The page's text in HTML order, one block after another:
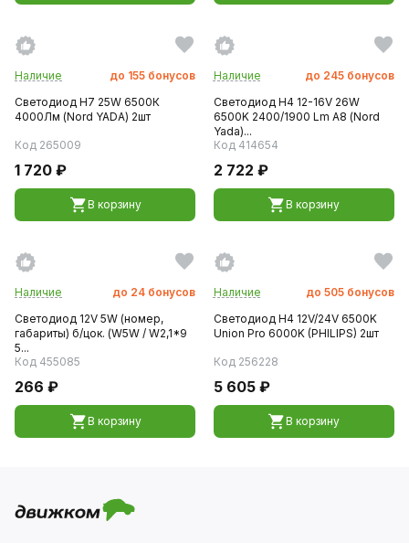
Наличие до 155 бонусов
Светодиод H7 25W 6500К
4000Лм (Nord YADA) 2шт
Код 265009
1 720 ₽
В корзину
Наличие до 245 бонусов
Светодиод H4 12-16V 26W
6500K 2400/1900 Lm А8 (Nord
Yada)...
Код 414654
2 722 ₽
В корзину
Наличие до 24 бонусов
Светодиод 12V 5W (номер,
габариты) б/цок. (W5W / W2,1*9
5...
Код 455085
266 ₽
В корзину
Наличие до 505 бонусов
Светодиод H4 12V/24V 6500K
Union Pro 6000K (PHILIPS) 2шт
Код 256228
5 605 ₽
В корзину